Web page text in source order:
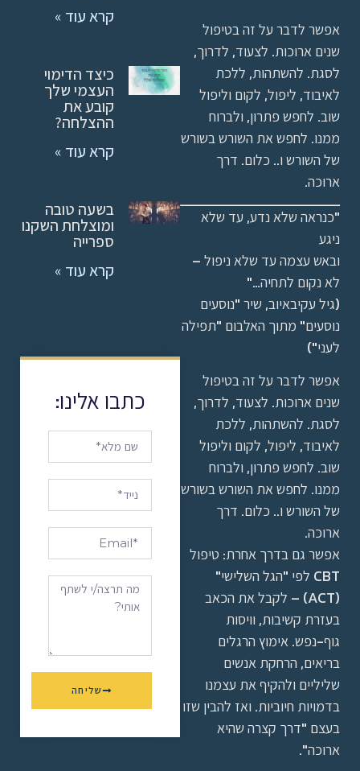
אפשר לדבר על זה בטיפול
שנים ארוכות. לצעוד, לדרוך,
לסגת. להשתהות, ללכת
לאיבוד, ליפול, לקום וליפול
שוב. לחפש פתרון, ולברוח
ממנו. לחפש את השורש בשורש
של השורש ו.. כלום. דרך
ארוכה.
"כנראה שלא נדע, עד שלא
ניגע
ובאש עצמה עד שלא ניפול –
לא נקום לתחיה…"
(גיל עקיבאיוב, שיר "נוסעים
נוסעים" מתוך האלבום "תפילה
לעני")
אפשר לדבר על זה בטיפול
שנים ארוכות. לצעוד, לדרוך,
לסגת. להשתהות, ללכת
לאיבוד, ליפול, לקום וליפול
שוב. לחפש פתרון, ולברוח
ממנו. לחפש את השורש בשורש
של השורש ו.. כלום. דרך
ארוכה.
אפשר גם בדרך אחרת: טיפול
CBT לפי "הגל השלישי"
(ACT) – לקבל את הכאב
בעזרת קשיבות, וויסות
גוף-נפש. אימוץ הרגלים
בריאים, הרחקת אנשים
שליליים ולהקיף את עצמנו
בדמויות חיוביות. ואז להבין שזו
בעצם "דרך קצרה שהיא
ארוכה".
קרא עוד »
כיצד הדימוי
העצמי שלך
קובע את
ההצלחה?
קרא עוד »
בשעה טובה
ומוצלחת השקנו
ספרייה
קרא עוד »
כתבו אלינו:
שליחה